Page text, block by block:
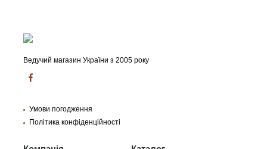
Ведучий магазин України з 2005 року
Умови погодження
Політика конфіденційності